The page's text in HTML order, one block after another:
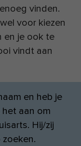
vinden.
voor kiezen
en je ook te
vindt aan
en heb je
het aan om
Hij/zij